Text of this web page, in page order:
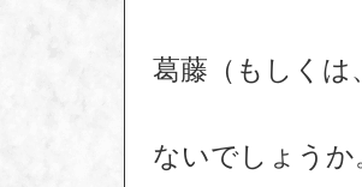
葛藤（もしくは
ないでしょうか